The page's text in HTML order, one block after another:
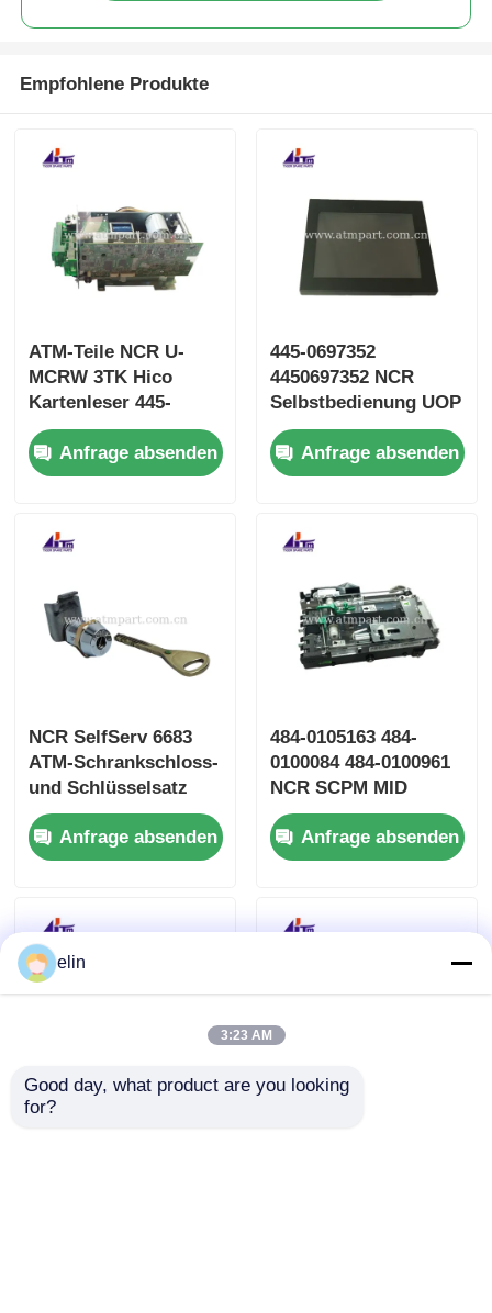
Empfohlene Produkte
ATM-Teile NCR U-
MCRW 3TK Hico
Kartenleser 445-
0704484 4450704484
Anfrage absenden
445-0697352
4450697352 NCR
Selbstbedienung UOP
10,4 Zoll LCD-Display
Anfrage absenden
NCR SelfServ 6683
ATM-Schrankschloss-
und Schlüsselsatz
009-0027833
0090027833
Anfrage absenden
484-0105163 484-
0100084 484-0100961
NCR SCPM MID
Infeed ATM Teile
Anfrage absenden
elin
3:23 AM
Good day, what product are you looking
for?